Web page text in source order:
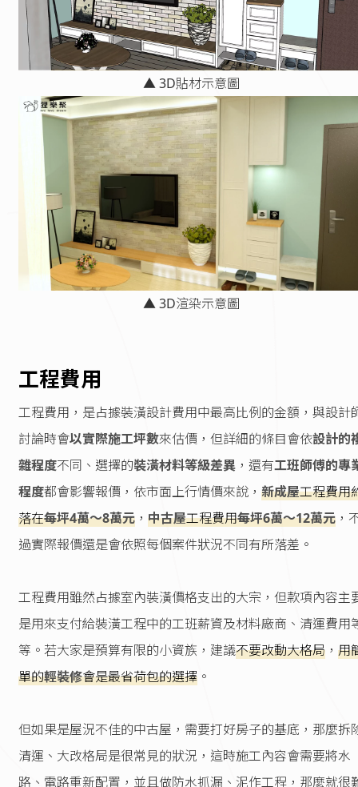
▲ 3D貼材示意圖
▲ 3D渲染示意圖
工程費用
工程費用，是占據裝潢設計費用中最高比例的金額，與設計
討論時會以實際施工坪數來估價，但詳細的條目會依設計的
雜程度不同、選擇的裝潢材料等級差異 ，還有工班師傅的專
程度都會影響報價，依市面上行情價來說， 新成屋工程費用
落在每坪4萬～8萬元 ， 中古屋工程費用每坪6萬～12萬元 ，
過實際報價還是會依照每個案件狀況不同有所落差。
工程費用雖然占據室內裝潢價格支出的大宗，但款項內容主
是用來支付給裝潢工程中的工班薪資及材料廠商、清運費用
等。若大家是預算有限的小資族，建議不要改動大格局 ， 用
單的輕裝修會是最省荷包的選擇 。
但如果是屋況不佳的中古屋，需要打好房子的基底，那麼拆
清運、大改格局是很常見的狀況，這時施工內容會需要將水
路、電路重新配置，並且做防水抓漏、泥作工程，那麼就很